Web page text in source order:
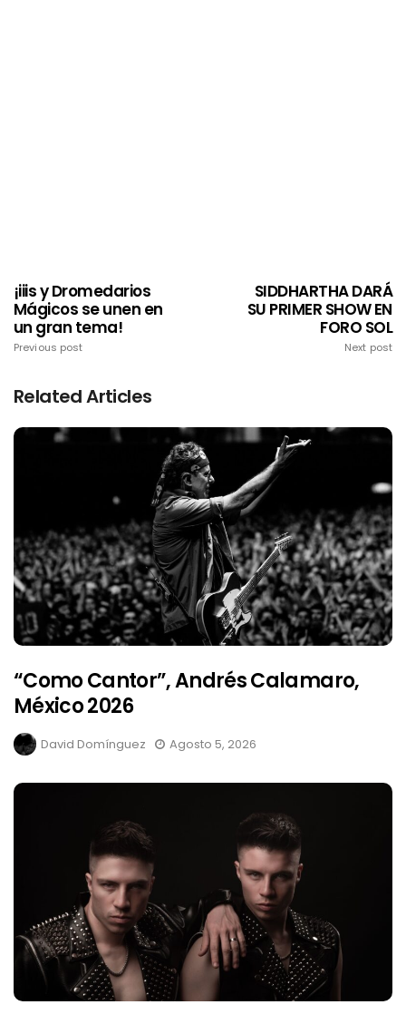
¡iiis y Dromedarios
Mágicos se unen en
un gran tema!
Previous post
SIDDHARTHA DARÁ
SU PRIMER SHOW EN
FORO SOL
Next post
Related Articles
“Como Cantor”, Andrés Calamaro,
México 2026
David Domínguez Agosto 5, 2026